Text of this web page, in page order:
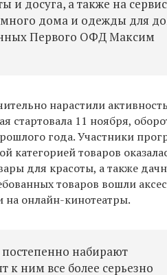
и досуга, а также на
дома и одежды для
Первого ОФД Максим
нарастили
стартовала 11 ноября,
года. Участники
категорией товаров
для красоты, а также
товаров вошли
онлайн-кинотеатры.
набирают
к ним все более серьезно